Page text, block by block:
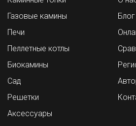
Газовые камины
Печи
Пеллетные котлы
Биокамины
Сад
Решетки
Аксессуары
Блог